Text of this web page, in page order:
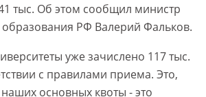
тыс. Об этом сообщил министр
РФ Валерий Фальков.
уже зачислено 117 тыс.
с правилами приема. Это,
основных квоты - это